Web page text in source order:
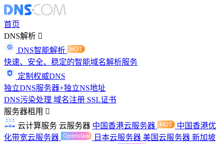
首页
DNS解析
DNS智能解析
快速、安全、稳定的智能域名解析服务
定制权威DNS
独立DNS服务器+独立NS地址
DNS污染处理 域名注册 SSL证书
服务器租用
云计算服务 云服务器 中国香港云服务器
中国香港优
化带宽云服务器
日本云服务器 美国云服务器 新加坡